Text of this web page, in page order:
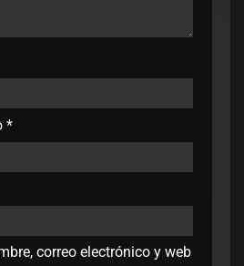
*
correo electrónico y web